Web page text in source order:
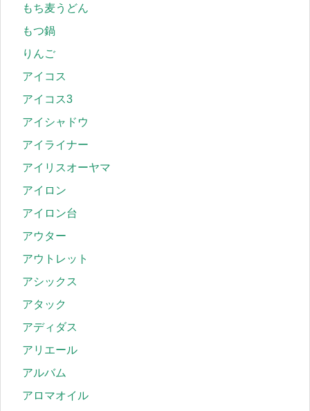
もち麦うどん
もつ鍋
りんご
アイコス
アイコス3
アイシャドウ
アイライナー
アイリスオーヤマ
アイロン
アイロン台
アウター
アウトレット
アシックス
アタック
アディダス
アリエール
アルバム
アロマオイル